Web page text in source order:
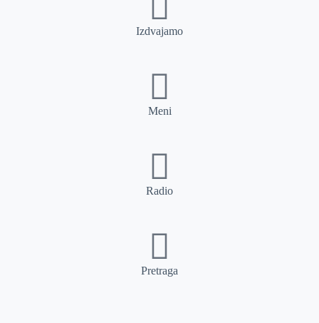
Izdvajamo
Meni
Radio
Pretraga